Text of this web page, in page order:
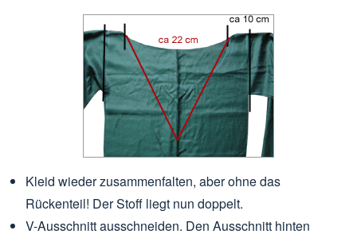
Kleid wieder zusammenfalten, aber ohne das
Rückenteil! Der Stoff liegt nun doppelt.
V-Ausschnitt ausschneiden. Den Ausschnitt hinten